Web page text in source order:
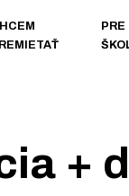
PRE
+